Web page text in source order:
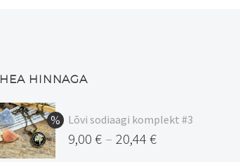
HEA HINNAGA
Lõvi sodiaagi komplekt #3
9,00 € – 20,44 €